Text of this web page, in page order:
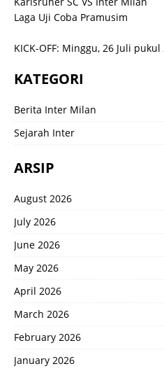
Laga Uji Coba Pramusim
KICK-OFF: Minggu, 26 Juli pukul
KATEGORI
Berita Inter Milan
Sejarah Inter
ARSIP
August 2026
July 2026
June 2026
May 2026
April 2026
March 2026
February 2026
January 2026